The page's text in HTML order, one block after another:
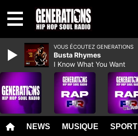
NEWS MUSIQUE SPORT
VOUS ÉCOUTEZ GENERATIONS
Busta Rhymes
I Know What You Want